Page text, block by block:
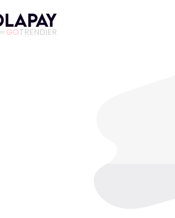
GOTRENDIER